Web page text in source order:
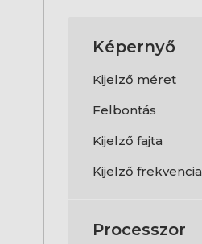
Képernyő
Kijelző méret
Felbontás
Kijelző fajta
Kijelző frekvencia
Processzor